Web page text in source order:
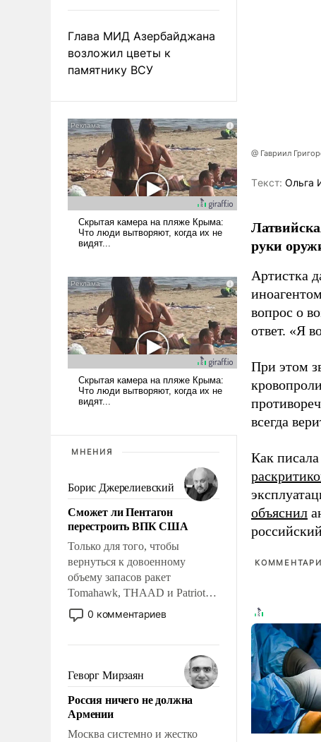
Глава МИД Азербайджана
возложил цветы к
памятнику ВСУ
МНЕНИЯ
Борис Джерелиевский
Сможет ли Пентагон
перестроить ВПК США
Только для того, чтобы
вернуться к довоенному
объему запасов ракет
Tomahawk, THAAD и Patriot
США потребуется более трех
лет. Даже небольшая война с
Сложившаяся ситуация
означает многолетний период
уязвимости США, например,
перед Китаем.
0 комментариев
Геворг Мирзаян
Россия ничего не должна
Армении
Москва системно и жестко
@ Гавриил
Tекст: Ольга
руки
Артистка
вопрос о
ответ. «Я
При этом
всегда
Как
объяснил